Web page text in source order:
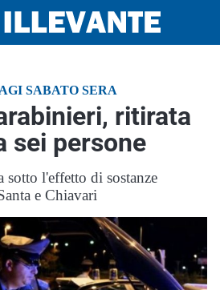
SABATO SERA
ritirata
sei persone
sotto l'effetto di sostanze
e Chiavari